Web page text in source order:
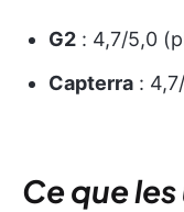
G2 : 4,7/5,0
Capterra :
Ce que